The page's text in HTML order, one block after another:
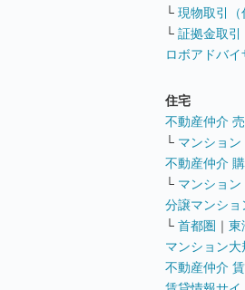
└ 現物取引（
└ 証拠金取引
ロボアドバイ
住宅
不動産仲介
└ マンション
不動産仲介 購
└ マンション
分譲マンショ
└ 首都圏 ｜ 東
マンション大
不動産仲介